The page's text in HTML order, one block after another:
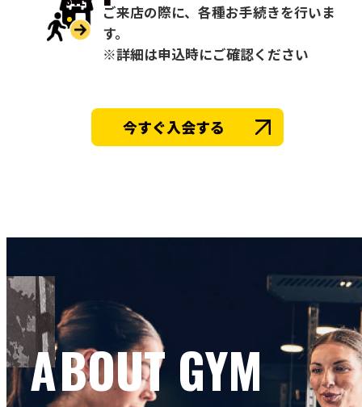
ご来店の際に、各種お手続きを行いま
す。
※詳細は申込時にご確認ください
今すぐ入会する
ABOUT GYM